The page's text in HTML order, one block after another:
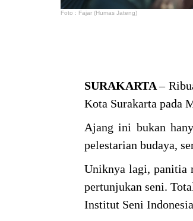
Foto : Fajar (Humas Jateng)
SURAKARTA–
Kota Surakarta pada
Ajang ini bukan
pelestarian budaya,
Uniknya lagi, panitia
pertunjukan seni.
Institut Seni